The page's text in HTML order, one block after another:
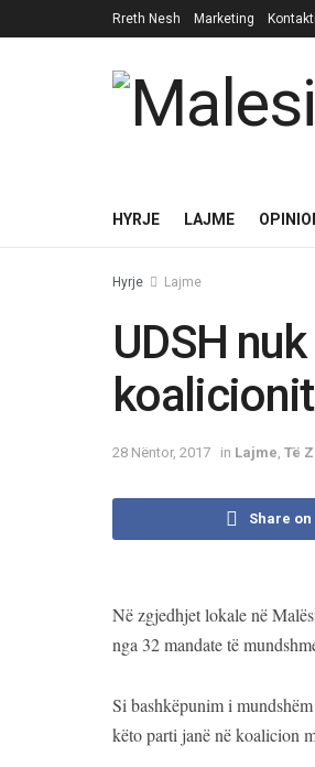
Rreth Nesh Marketing Kontakti
HYRJE LAJME
Hyrje Lajme
UDSH
28 Nëntor, 2017 in Lajme Të
Share
Në zgjedhjet lokale në
nga 32 mandate të
Si bashkëpunim i
këto parti janë në koalicion